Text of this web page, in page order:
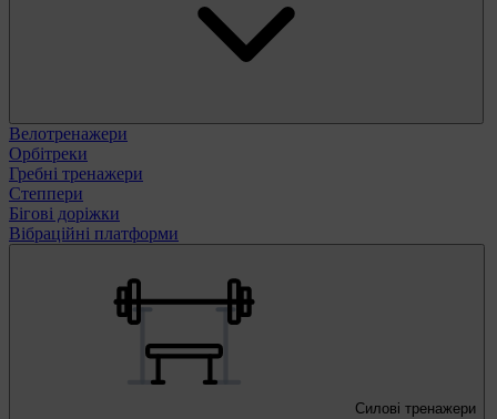
Велотренажери
Орбітреки
Гребні тренажери
Степпери
Бігові доріжки
Вібраційні платформи
Силові тренажери